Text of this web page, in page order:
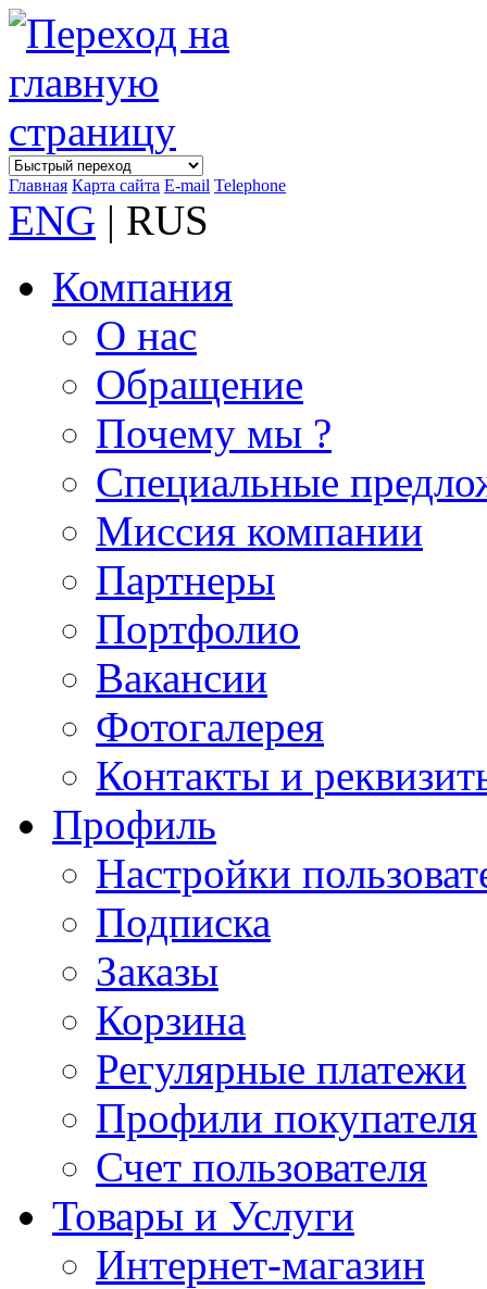
Главная Карта сайта E-mail Telephone
ENG | RUS
Компания
О нас
Обращение
Почему мы ?
Специальные
Миссия компании
Партнеры
Портфолио
Вакансии
Фотогалерея
Контакты и
Профиль
Настройки
Подписка
Заказы
Корзина
Регулярные платежи
Профили покупателя
Счет пользователя
Товары и Услуги
Интернет-магазин